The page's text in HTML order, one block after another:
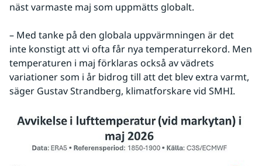
näst varmaste maj som uppmätts globalt.
– Med tanke på den globala uppvärmningen är det
inte konstigt att vi ofta får nya temperaturrekord. Men
temperaturen i maj förklaras också av vädrets
variationer som i år bidrog till att det blev extra varmt,
säger Gustav Strandberg, klimatforskare vid SMHI.